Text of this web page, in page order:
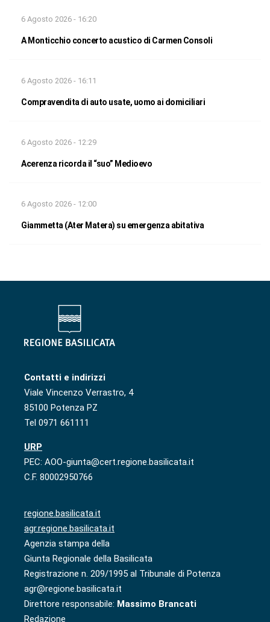
6 Agosto 2026 - 16:20
A Monticchio concerto acustico di Carmen Consoli
6 Agosto 2026 - 16:11
Compravendita di auto usate, uomo ai domiciliari
6 Agosto 2026 - 12:29
Acerenza ricorda il “suo” Medioevo
6 Agosto 2026 - 12:00
Giammetta (Ater Matera) su emergenza abitativa
Contatti e indirizzi
Viale Vincenzo Verrastro, 4
85100 Potenza PZ
Tel 0971 661111
URP
PEC: AOO-giunta@cert.regione.basilicata.it
C.F. 80002950766
regione.basilicata.it
agr.regione.basilicata.it
Agenzia stampa della
Giunta Regionale della Basilicata
Registrazione n. 209/1995 al Tribunale di Potenza
agr@regione.basilicata.it
Direttore responsabile: Massimo Brancati
Redazione